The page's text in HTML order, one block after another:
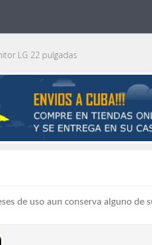
LG 22 pulgadas
de uso aun conserva alguno de